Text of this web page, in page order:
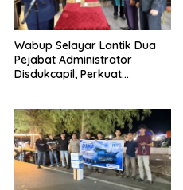
Wabup Selayar Lantik Dua
Pejabat Administrator
Disdukcapil, Perkuat